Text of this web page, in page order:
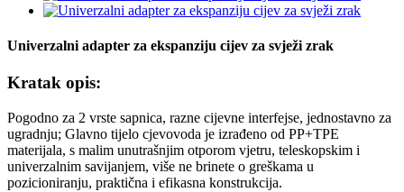
Univerzalni adapter za ekspanziju cijev za svježi zrak
Kratak opis:
Pogodno za 2 vrste sapnica, razne cijevne interfejse, jednostavno za
ugradnju; Glavno tijelo cjevovoda je izrađeno od PP+TPE
materijala, s malim unutrašnjim otporom vjetru, teleskopskim i
univerzalnim savijanjem, više ne brinete o greškama u
pozicioniranju, praktična i efikasna konstrukcija.